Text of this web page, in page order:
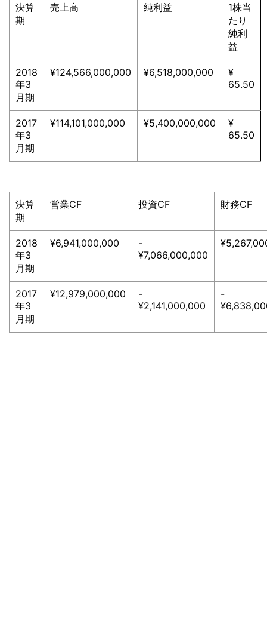
決算
期
売上高 純利益
1株当
たり
純利
益
2018
年3
月期
¥124,566,000,000 ¥6,518,000,000
¥
65.50
2017
年3
月期
¥114,101,000,000 ¥5,400,000,000
¥
65.50
決算
期
営業CF 投資CF 財務CF
2018
年3
月期
¥6,941,000,000
-
¥7,066,000,000
2017
年3
月期
¥12,979,000,000
-
¥2,141,000,000
-